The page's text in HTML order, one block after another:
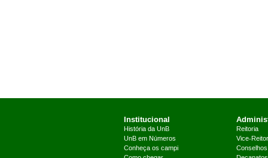
Institucional
História da UnB
UnB em Números
Conheça os campi
Reitoria
Vice-